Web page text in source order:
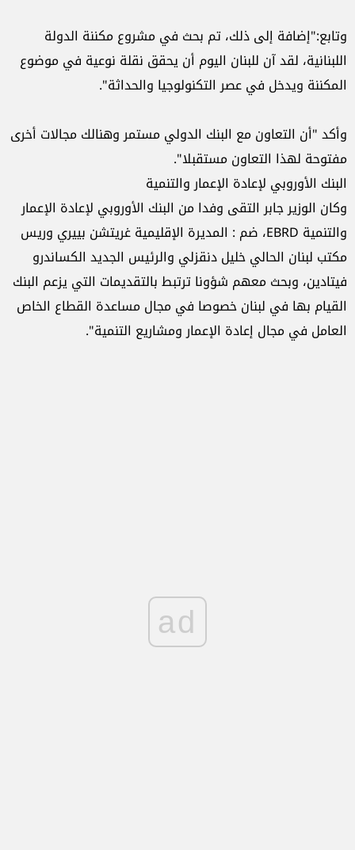
وتابع:"إضافة إلى ذلك، تم بحث في مشروع مكننة الدولة
اللبنانية، لقد آن للبنان اليوم أن يحقق نقلة نوعية في موضوع
المكننة ويدخل في عصر التكنولوجيا والحداثة".
وأكد "أن التعاون مع البنك الدولي مستمر وهنالك مجالات أخرى
مفتوحة لهذا التعاون مستقبلا".
البنك الأوروبي لإعادة الإعمار والتنمية
وكان الوزير جابر التقى وفدا من البنك الأوروبي لإعادة الإعمار
والتنمية EBRD، ضم : المديرة الإقليمية غريتشن بييري وريس
مكتب لبنان الحالي خليل دنقزلي والرئيس الجديد الكساندرو
فيتادين، وبحث معهم شؤونا ترتبط بالتقديمات التي يزعم البنك
القيام بها في لبنان خصوصا في مجال مساعدة القطاع الخاص
العامل في مجال إعادة الإعمار ومشاريع التنمية".
ad